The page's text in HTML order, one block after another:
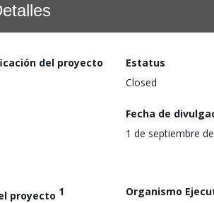
del proyecto
Estatus
Closed
Fecha de
1 de septiembre
proyecto 1
Organismo